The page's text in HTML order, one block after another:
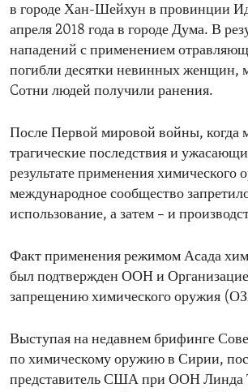
в городе Хан-Шейхун в провинции
апреля 2018 года в городе Дума. В
нападений с применением
погибли десятки невинных женщин,
Cотни людей получили ранения.
После Первой мировой войны, когда
трагические последствия и
результате применения химического
международное сообщество
использование, а затем – и
Факт применения режимом Асада
был подтвержден ООН и
запрещению химического оружия
Выступая на недавнем брифинге
по химическому оружию в Сирии,
представитель США при ООН Линда